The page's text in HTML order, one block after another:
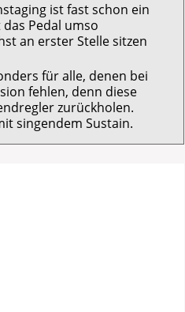
ist fast schon ein
Pedal umso
an erster Stelle sitzen
für alle, denen bei
fehlen, denn diese
zurückholen.
singendem Sustain.